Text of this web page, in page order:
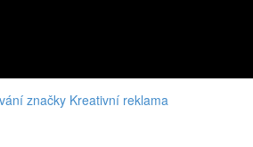
značky Kreativní reklama